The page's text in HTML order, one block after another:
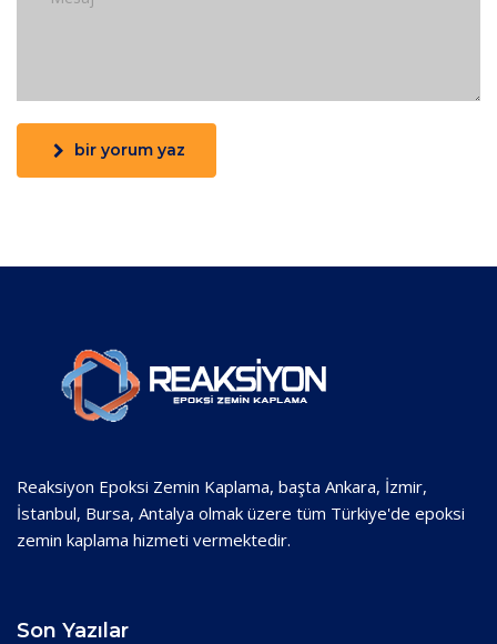
bir yorum yaz
Reaksiyon Epoksi Zemin Kaplama, başta Ankara, İzmir,
İstanbul, Bursa, Antalya olmak üzere tüm Türkiye'de epoksi
zemin kaplama hizmeti vermektedir.
Son Yazılar